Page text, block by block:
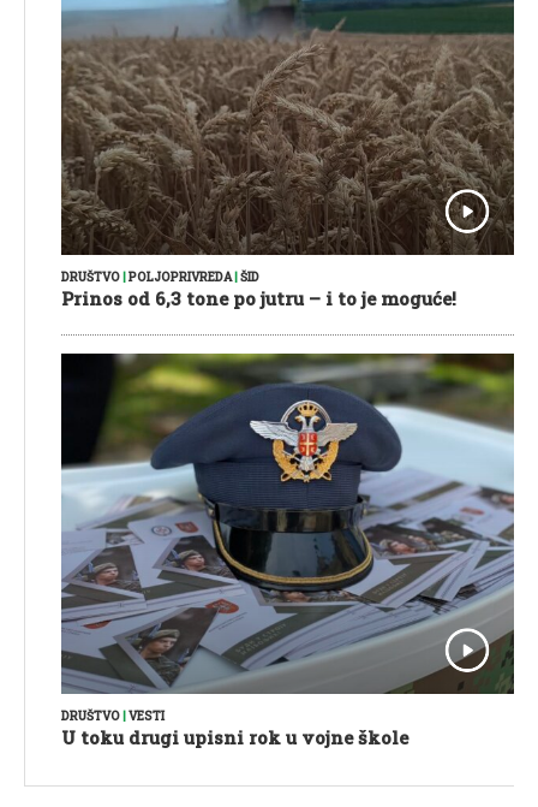
DRUŠTVO|POLJOPRIVREDA|ŠID
Prinos od 6,3 tone po jutru – i to je moguće!
DRUŠTVO|VESTI
U toku drugi upisni rok u vojne škole